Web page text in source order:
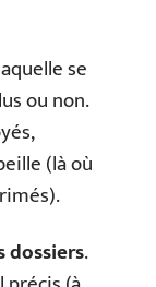
se
ou non.
(là où
dossiers.